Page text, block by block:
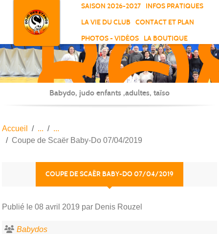
SAISON 2026-2027
INFOS PRATIQUES
LA VIE DU CLUB
CONTACT ET PLAN
PHOTOS - VIDÉOS
LA BOUTIQUE
-
-
Babydo, judo enfants ,adultes, taïso
Accueil
Coupe de Scaër Baby-Do 07/04/2019
COUPE DE SCAËR BABY-DO 07/04/2019
Publié le 08 avril 2019 par Denis Rouzel
Babydos
Panneau de gestion des cookies